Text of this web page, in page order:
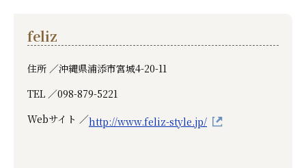
feliz
住所 ／沖縄県浦添市宮城4-20-11
TEL ／098-879-5221
Webサイト ／http://www.feliz-style.jp/